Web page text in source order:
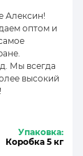
Алексин!
оптом и
Мы всегда
высокий
Упаковка:
Коробка 5 кг